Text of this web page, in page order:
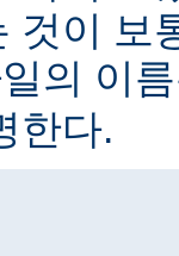
것이 보
의 이
한다.